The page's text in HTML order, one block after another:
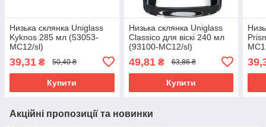
Низька склянка Uniglass
Kyknos 285 мл (53053-
МС12/sl)
39,31 ₴ 50,40 ₴
Купити
Низька склянка Uniglass
Classico для віскі 240 мл
(93100-МС12/sl)
49,81₴ 63,86 ₴
Купити
Акційні пропозиції та новинки